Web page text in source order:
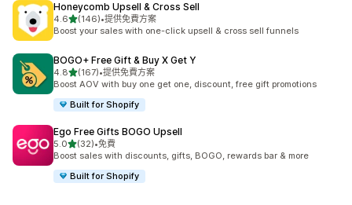
Honeycomb Upsell & Cross Sell
4.6滿分 5 顆星
(146)
共有 146 則評價
•提供免費方案
Boost your sales with one-click upsell & cross sell funnels
BOGO+ Free Gift & Buy X Get Y
4.8滿分 5 顆星
(167)
共有 167 則評價
•提供免費方案
Boost AOV with buy one get one, discount, free gift promotions
Built for Shopify
Ego Free Gifts BOGO Upsell
5.0滿分 5 顆星
(32)
共有 32 則評價
•免費
Boost sales with discounts, gifts, BOGO, rewards bar & more
Built for Shopify